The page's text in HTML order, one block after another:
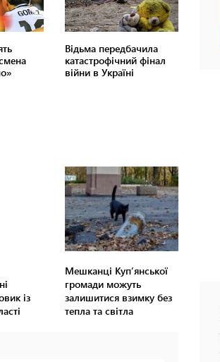
із
Мешканці Куп’янської
громади можуть
залишитися взимку без
тепла та світла